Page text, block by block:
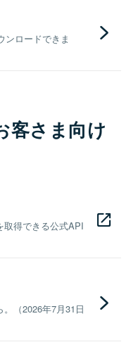
ンロードできま
客さま向け
取得できる公式API
（2026年7月31日